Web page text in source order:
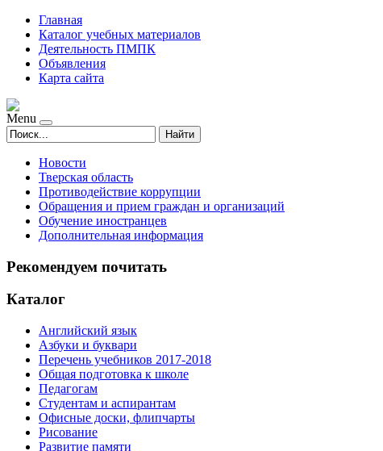
Главная
Каталог учебных материалов
Деятельность ПМПК
Объявления
Карта сайта
Menu
Найти
Новости
Тверская область
Противодействие коррупции
Обращения и прием граждан и организаций
Обучение иностранцев
Дополнительная информация
Рекомендуем почитать
Каталог
Английский язык
Азбуки и буквари
Перечень учебников 2017-2018
Общая подготовка к школе
Педагогам
Студентам и аспирантам
Офисные доски, флипчарты
Рисование
Развитие памяти